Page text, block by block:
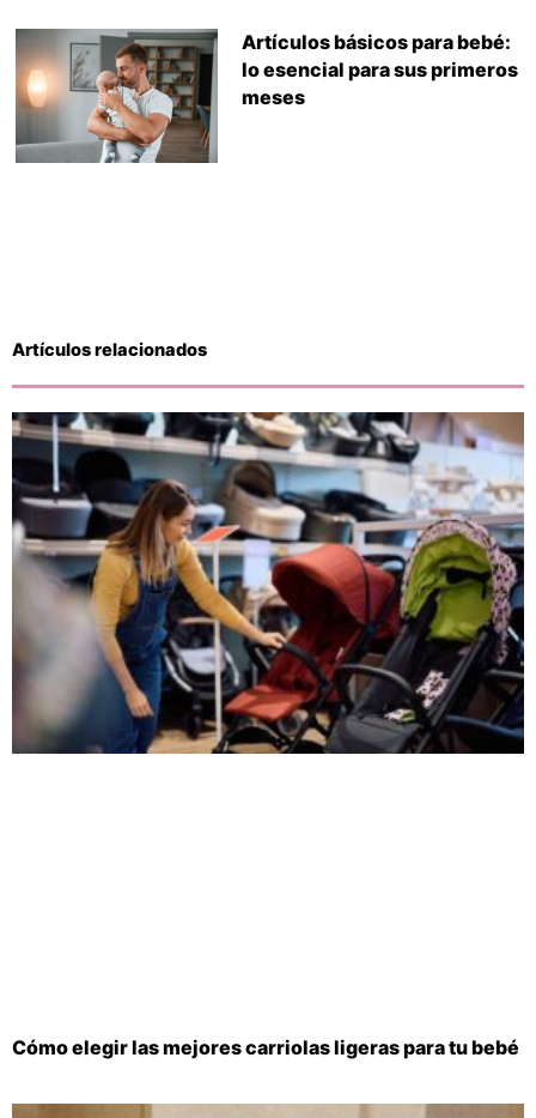
Artículos básicos para bebé:
lo esencial para sus primeros
meses
Artículos relacionados
Cómo elegir las mejores carriolas ligeras para tu bebé